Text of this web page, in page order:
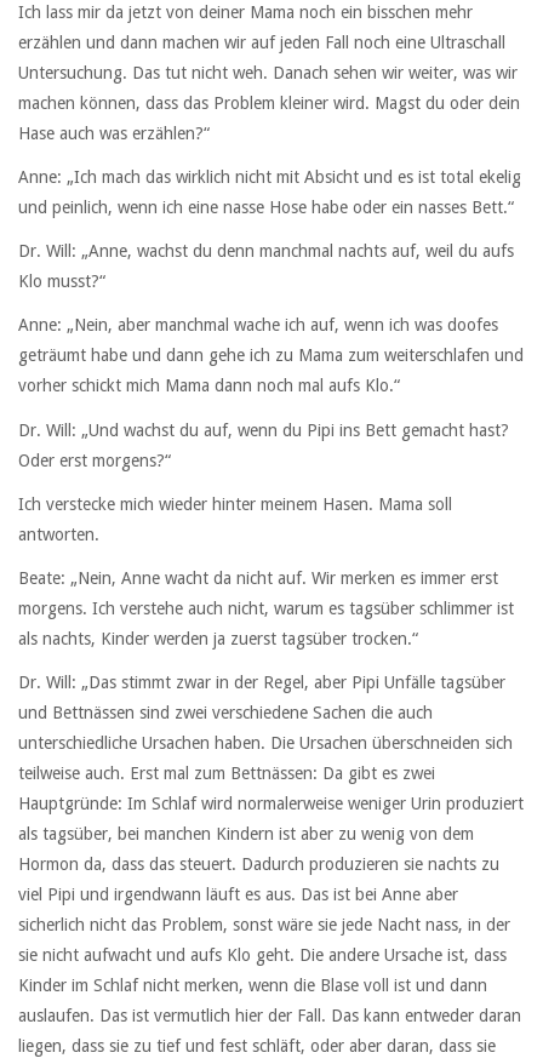
Ich lass mir da jetzt von deiner Mama noch ein bisschen mehr
erzählen und dann machen wir auf jeden Fall noch eine Ultraschall
Untersuchung. Das tut nicht weh. Danach sehen wir weiter, was wir
machen können, dass das Problem kleiner wird. Magst du oder dein
Hase auch was erzählen?“
Anne: „Ich mach das wirklich nicht mit Absicht und es ist total ekelig
und peinlich, wenn ich eine nasse Hose habe oder ein nasses Bett.“
Dr. Will: „Anne, wachst du denn manchmal nachts auf, weil du aufs
Klo musst?“
Anne: „Nein, aber manchmal wache ich auf, wenn ich was doofes
geträumt habe und dann gehe ich zu Mama zum weiterschlafen und
vorher schickt mich Mama dann noch mal aufs Klo.“
Dr. Will: „Und wachst du auf, wenn du Pipi ins Bett gemacht hast?
Oder erst morgens?“
Ich verstecke mich wieder hinter meinem Hasen. Mama soll
antworten.
Beate: „Nein, Anne wacht da nicht auf. Wir merken es immer erst
morgens. Ich verstehe auch nicht, warum es tagsüber schlimmer ist
als nachts, Kinder werden ja zuerst tagsüber trocken.“
Dr. Will: „Das stimmt zwar in der Regel, aber Pipi Unfälle tagsüber
und Bettnässen sind zwei verschiedene Sachen die auch
unterschiedliche Ursachen haben. Die Ursachen überschneiden sich
teilweise auch. Erst mal zum Bettnässen: Da gibt es zwei
Hauptgründe: Im Schlaf wird normalerweise weniger Urin produziert
als tagsüber, bei manchen Kindern ist aber zu wenig von dem
Hormon da, dass das steuert. Dadurch produzieren sie nachts zu
viel Pipi und irgendwann läuft es aus. Das ist bei Anne aber
sicherlich nicht das Problem, sonst wäre sie jede Nacht nass, in der
sie nicht aufwacht und aufs Klo geht. Die andere Ursache ist, dass
Kinder im Schlaf nicht merken, wenn die Blase voll ist und dann
auslaufen. Das ist vermutlich hier der Fall. Das kann entweder daran
liegen, dass sie zu tief und fest schläft, oder aber daran, dass sie